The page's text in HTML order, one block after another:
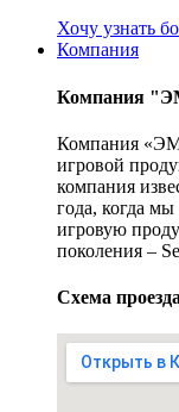
Хочу узнать
Компания
Компания
Компания
игровой
компания
года, когда
игровую
поколения –
Схема проезда